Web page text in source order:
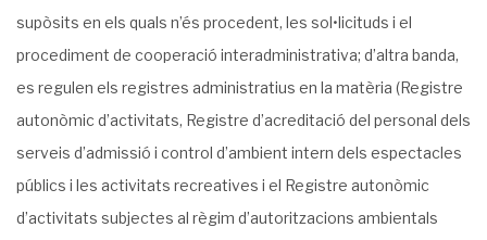
supòsits en els quals n’és procedent, les sol•licituds i el
procediment de cooperació interadministrativa; d’altra banda,
es regulen els registres administratius en la matèria (Registre
autonòmic d’activitats, Registre d’acreditació del personal dels
serveis d’admissió i control d’ambient intern dels espectacles
públics i les activitats recreatives i el Registre autonòmic
d’activitats subjectes al règim d’autoritzacions ambientals